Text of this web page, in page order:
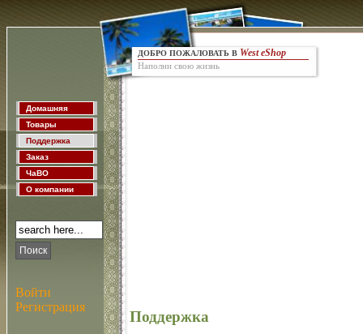
Поддержка
ДОБРО ПОЖАЛОВАТЬ В West eShop
Наполни свою жизнь
Домашняя
Товары
Поддержка
Заказ
ЧаВО
О компании
Поиск
Войти
Регистрация